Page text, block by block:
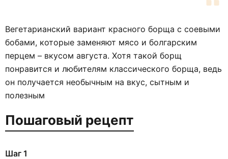
Вегетарианский вариант красного борща с соевыми
бобами, которые заменяют мясо и болгарским
перцем – вкусом августа. Хотя такой борщ
понравится и любителям классического борща, ведь
он получается необычным на вкус, сытным и
полезным
Пошаговый рецепт
Шаг 1